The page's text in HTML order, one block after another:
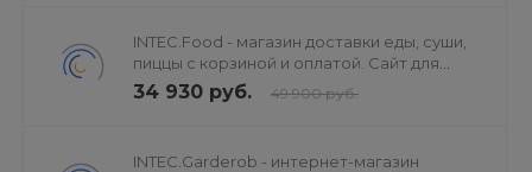
INTEC.Food - магазин доставки еды, суши,
пиццы с корзиной и оплатой. Сайт для
ресторанов и кафе
34 930 руб. 49 900 руб.
INTEC.Garderob - интернет-магазин